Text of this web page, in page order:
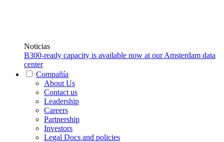
Noticias
B300-ready capacity is available now at our Amsterdam data
center
Compañía
About Us
Contact us
Leadership
Careers
Partnership
Investors
Legal Docs and policies